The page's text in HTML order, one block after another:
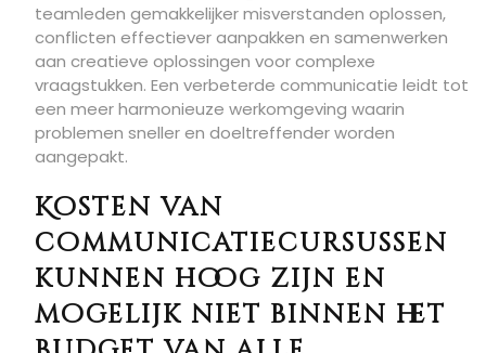
teamleden gemakkelijker misverstanden oplossen,
conflicten effectiever aanpakken en samenwerken
aan creatieve oplossingen voor complexe
vraagstukken. Een verbeterde communicatie leidt tot
een meer harmonieuze werkomgeving waarin
problemen sneller en doeltreffender worden
aangepakt.
Kosten van
communicatiecursussen
kunnen hoog zijn en
mogelijk niet binnen het